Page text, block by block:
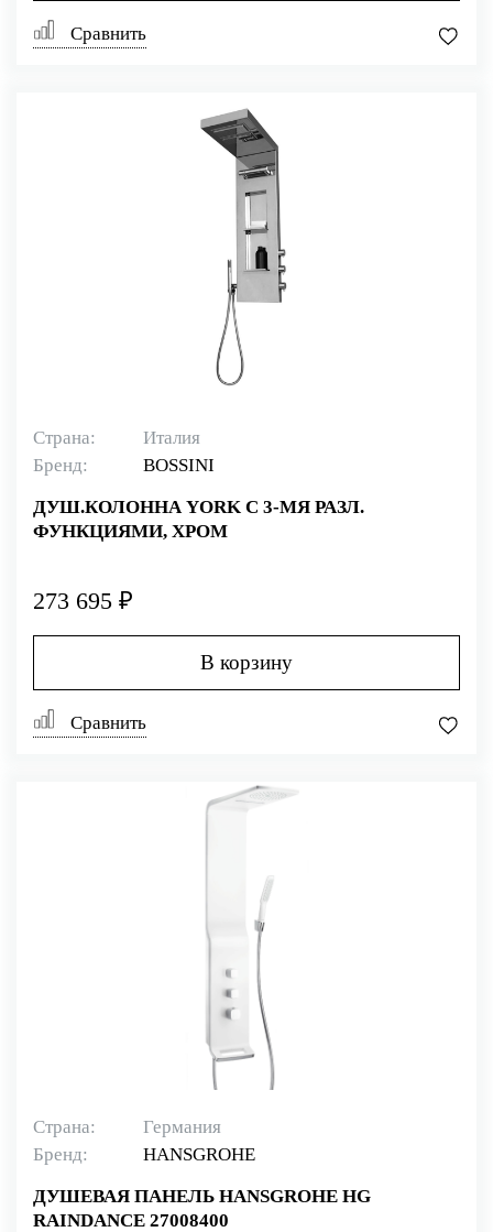
Сравнить
Страна:
Италия
Бренд:
BOSSINI
ДУШ.КОЛОННА YORK С 3-МЯ РАЗЛ.
ФУНКЦИЯМИ, ХРОМ
273 695 ₽
В корзину
Сравнить
Страна:
Германия
Бренд:
HANSGROHE
ДУШЕВАЯ ПАНЕЛЬ HANSGROHE HG
RAINDANCE 27008400